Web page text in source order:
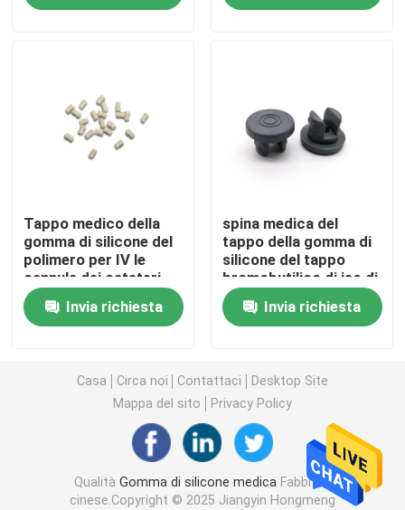
Tuffatore di gomma della siringa
Accessori della siringa
Tappo di gomma butilica
Parti precompilate della siringa
Gomma butilica alogenata
Metropolitana medica del silicone
Metropolitana di drenaggio
Tappo medico della
gomma di silicone del
polimero per IV le
cannule dei cateteri
Invia richiesta
spina medica del
tappo della gomma di
silicone del tappo
bromobutilico di iso di
20mm
Invia richiesta
Casa Circa noi Contattaci
Desktop Site
Mappa del sito
Privacy Policy
QualitàGomma di silicone medica Fabbrica
cinese.Copyright © 2025 Jiangyin Hongmeng